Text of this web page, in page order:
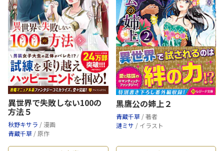
異世界で失敗しない100の
方法５
秋野キサラ / 漫画
青蔵千草 / 原作
黒鷹公の姉上２
青蔵千草 / 著者
漣ミサ / イラスト